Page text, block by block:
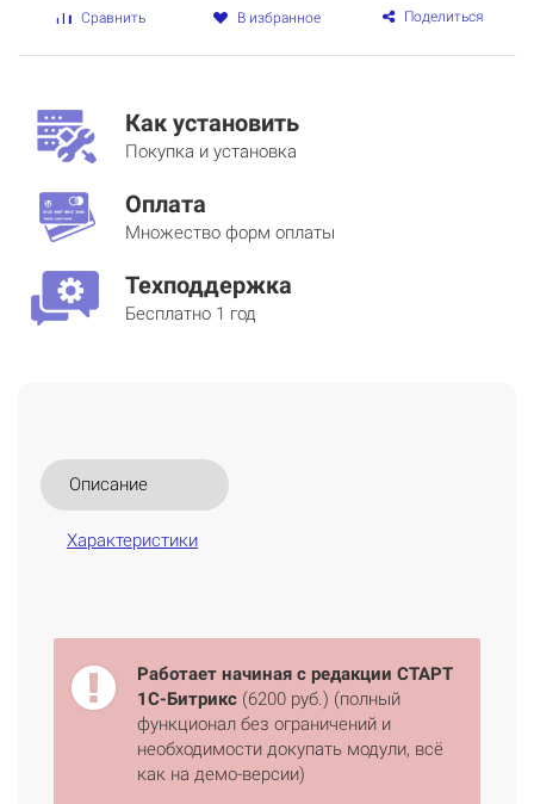
Сравнить В избранное Поделиться
Как установить
Покупка и установка
Оплата
Множество форм оплаты
Техподдержка
Бесплатно 1 год
Описание
Характеристики
Работает начиная с редакции СТАРТ
1С-Битрикс (6200 руб.) (полный
функционал без ограничений и
необходимости докупать модули, всё
как на демо-версии)